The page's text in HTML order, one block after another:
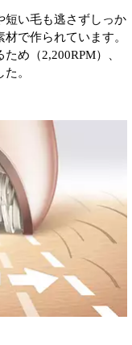
短い毛も逃さずしっか
で作られています。
め（2,200RPM）、
。